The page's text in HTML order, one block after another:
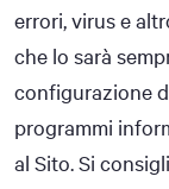
errori, virus e
che lo sarà
configurazione
programmi
al Sito. Si